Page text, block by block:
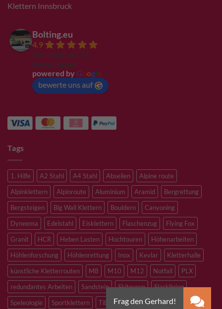
Klettern Innsbruck
Bolting.eu
4.9
Basierend auf 94
Bewertungen
powered by G ogl
bewerte uns auf
Tags
1. Hilfe A2 Stahl A4 Stahl Abseilen
Alpine route
Alpinklettern
Alpinroute Aluminium Aramid
Bergrettung
Bergsteigen
Big Wall Klettern Bouldern
Canyoning
Dyneema
Edelstahl Eisklettern Flaschenzug
Flying Fox
Granit
HCR Heben Lasten Hochtouren
Höhenarbeiten
Höhlenforschung
Höhlenrettung Inox Kevlar
Kletterhalle
künstliche Kletterrouten
M8 M10 M12 Notfall
PLX
redundantes Arbeiten
Sandstein Skitouren
Slacklining
Speleologie
Sportklettern Tibetan Bridge Titan